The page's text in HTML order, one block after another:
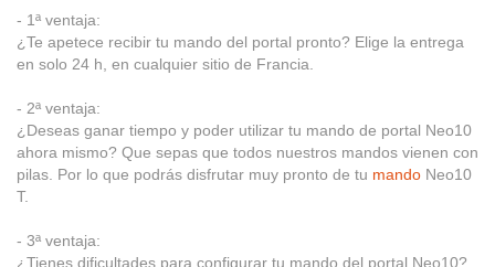
- 1ª ventaja:
¿Te apetece recibir tu mando del portal pronto? Elige la entrega
en solo 24 h, en cualquier sitio de Francia.
- 2ª ventaja:
¿Deseas ganar tiempo y poder utilizar tu mando de portal Neo10
ahora mismo? Que sepas que todos nuestros mandos vienen con
pilas. Por lo que podrás disfrutar muy pronto de tu mando Neo10
T.
- 3ª ventaja:
¿Tienes dificultades para configurar tu mando del portal Neo10?